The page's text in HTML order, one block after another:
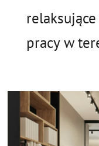
pracy w